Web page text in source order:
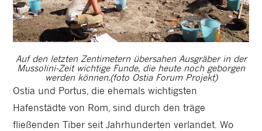
Auf den letzten Zentimetern übersahen Ausgräber in der
Mussolini-Zeit wichtige Funde, die heute noch geborgen
werden können.(foto Ostia Forum Projekt)
Ostia und Portus, die ehemals wichtigsten
Hafenstädte von Rom, sind durch den träge
fließenden Tiber seit Jahrhunderten verlandet. Wo